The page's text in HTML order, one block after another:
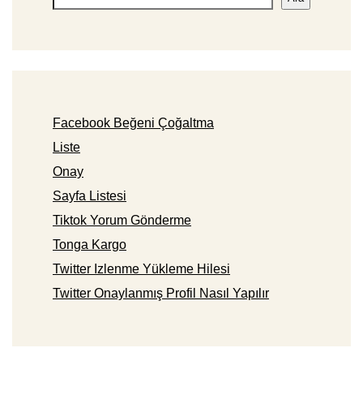
Facebook Beğeni Çoğaltma
Liste
Onay
Sayfa Listesi
Tiktok Yorum Gönderme
Tonga Kargo
Twitter Izlenme Yükleme Hilesi
Twitter Onaylanmış Profil Nasıl Yapılır